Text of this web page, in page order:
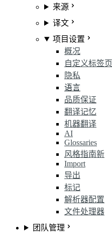
来源
译文
项目设置
概况
自定义标签页
隐私
语言
品质保证
翻译记忆
机器翻译
AI
Glossaries
风格指南新
Import
导出
标记
解析器配置
文件处理器
团队管理